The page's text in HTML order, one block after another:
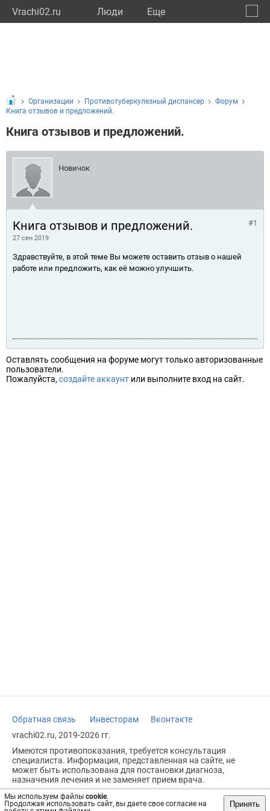
Vrachi02.ru Люди Eще
Мы используем файлы cookie.
Продолжая использовать сайт, вы даете свое согласие на
Принять
Организации Противотуберкулезный диспансер
Форум
Книга отзывов и предложений.
Книга отзывов и предложений.
Новичок
Книга отзывов и предложений.
27 сен 2019
#1
Здравствуйте, в этой теме Вы можете оставить отзыв о нашей
работе или предложить, как её можно улучшить.
Оставлять сообщения на форуме могут только авторизованные
пользователи.
Пожалуйста, создайте аккаунт или выполните вход на сайт.
Обратная связь Инвесторам
Вконтакте
vrachi02.ru, 2019-2026 гг.
Имеются противопоказания, требуется консультация
специалиста. Информация, представленная на сайте, не
может быть использована для постановки диагноза,
назначения лечения и не заменяет прием врача.
Возрастное ограничение: 18+